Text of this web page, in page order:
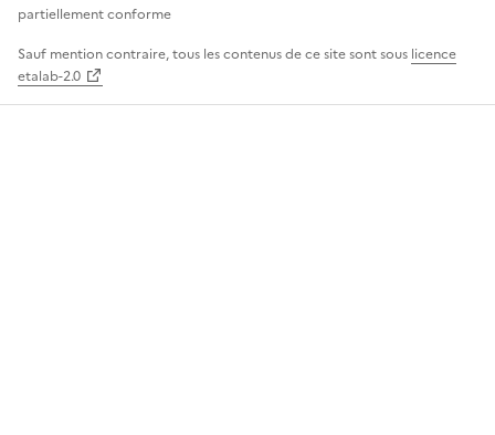
partiellement conforme
Sauf mention contraire, tous les contenus de ce site sont sous licence
etalab-2.0